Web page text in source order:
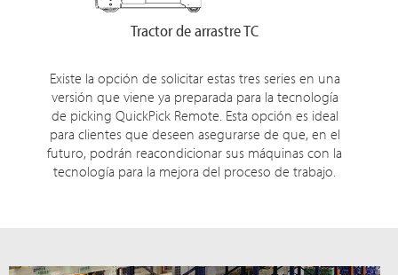
Tractor de arrastre TC
Existe la opción de solicitar estas tres series en una
versión que viene ya preparada para la tecnología
de picking QuickPick Remote. Esta opción es ideal
para clientes que deseen asegurarse de que, en el
futuro, podrán reacondicionar sus máquinas con la
tecnología para la mejora del proceso de trabajo.